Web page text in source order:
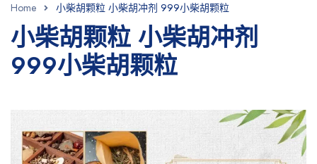
Home 小柴胡颗粒 小柴胡冲剂 999小柴胡颗粒
小柴胡颗粒 小柴胡冲剂
999小柴胡颗粒